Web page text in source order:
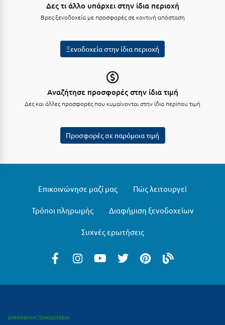
Λίμνη Πλαστήρα
Μεθώνη
Δες τι άλλο υπάρχει στην ίδια περιοχή
Βρες ξενοδοχεία με προσφορές σε κοντινή απόσταση
Ξενοδοχεία στην ίδια περιοχή
Αναζήτησε προσφορές στην ίδια τιμή
Δες και άλλες προσφορές που κυμαίνονται στην ίδια περίπου τιμή
Προσφορές σε παρόμοια τιμή
Επικοινώνησε μαζί μας Πώς λειτουργεί
Τρόποι πληρωμής Διαφήμιση ξενοδοχείων
Συχνές ερωτήσεις
ΔΗΜΟΦΙΛΗ ΞΕΝΟΔΟΧΕΙΑ